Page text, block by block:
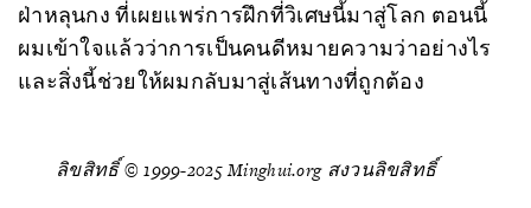
ฝ่าหลุนกง ที่เผยแพร่การฝึกที่วิเศษนี้มาสู่โลก ตอนนี้
ผมเข้าใจแล้วว่าการเป็นคนดีหมายความว่าอย่างไร
และสิ่งนี้ช่วยให้ผมกลับมาสู่เส้นทางที่ถูกต้อง
ลิขสิทธิ์ © 1999-2025 Minghui.org สงวนลิขสิทธิ์